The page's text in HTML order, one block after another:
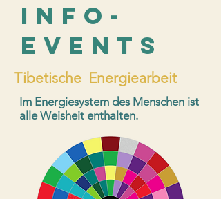
INFo-
EVENTS
Tibetische Energiearbeit
Im Energiesystem des Menschen ist
alle Weisheit enthalten.